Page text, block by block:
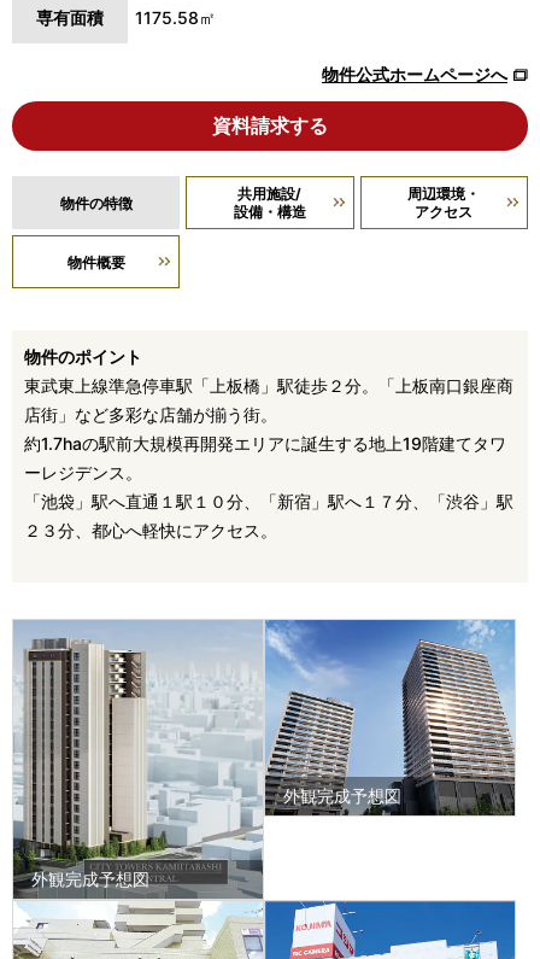
専有面積 1175.58㎡
物件公式ホームページへ
資料請求する
物件の特徴
共用施設/
設備・構造
周辺環境・
アクセス
物件概要
物件のポイント
東武東上線準急停車駅「上板橋」駅徒歩２分。「上板南口銀座商
店街」など多彩な店舗が揃う街。
約1.7haの駅前大規模再開発エリアに誕生する地上19階建てタワ
ーレジデンス。
「池袋」駅へ直通１駅１０分、「新宿」駅へ１７分、「渋谷」駅
２３分、都心へ軽快にアクセス。
外観完成予想図
外観完成予想図